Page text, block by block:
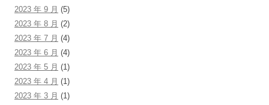
2023 年 9 月 (5)
2023 年 8 月 (2)
2023 年 7 月 (4)
2023 年 6 月 (4)
2023 年 5 月 (1)
2023 年 4 月 (1)
2023 年 3 月 (1)